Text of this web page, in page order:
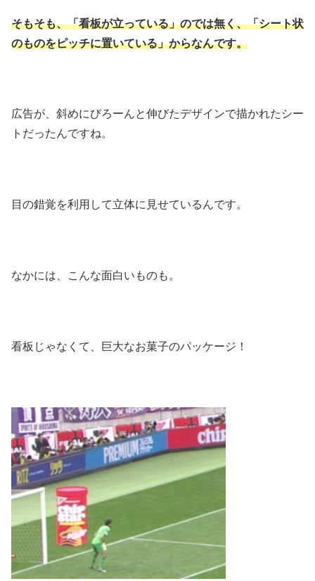
そもそも、「看板が立っている」のでは無く、「シート状
のものをピッチに置いている」からなんです。
広告が、斜めにびろーんと伸びたデザインで描かれたシー
トだったんですね。
目の錯覚を利用して立体に見せているんです。
なかには、こんな面白いものも。
看板じゃなくて、巨大なお菓子のパッケージ！